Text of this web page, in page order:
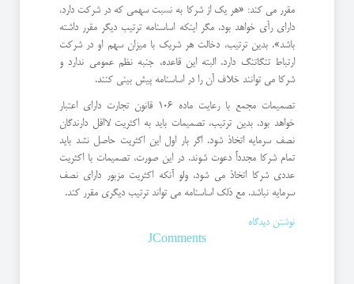
مقرر می کند: «هر یک از شرکا به نسبت سهمی که در شرکت دارد،
دارای رأی خواهد بود، مگر اینکه اساسنامه ترتیب دیگر مقرر داشته
باشد». بدین ترتیب، دخالت هر شریک با میزان سهم او در شرکت
ارتباط تنگاتنگ دارد. البته این قاعده، جنبه نظم عمومی ندارد و
شرکا می توانند خلاف آن را در اساسنامه پیش بینی کنند.
تصمیمات مجمع با رعایت ماده 106 قانون تجارت دارای اعتبار
خواهد بود. بدین ترتیب، تصمیمات باید به اکثریت لااقل دارندگان
نصف سرمایه اتخاذ شود. اگر بار اول این اکثریت حاصل نشد باید
تمام شرکا مجدداً دعوت شوند. در این صورت، تصمیمات با اکثریت
عددی شرکا اتخاذ می شود، ولو آنکه اکثریت مزبور دارای نصف
سرمایه نباشد. مع ذلک اساسنامه می تواند ترتیب دیگری مقرر کند.
نوشتن دیدگاه
JComments